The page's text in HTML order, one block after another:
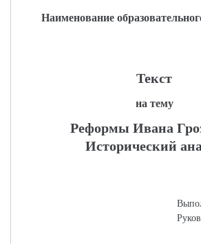
Наименование
Текст
на тему
Реформы Ивана
Исторический